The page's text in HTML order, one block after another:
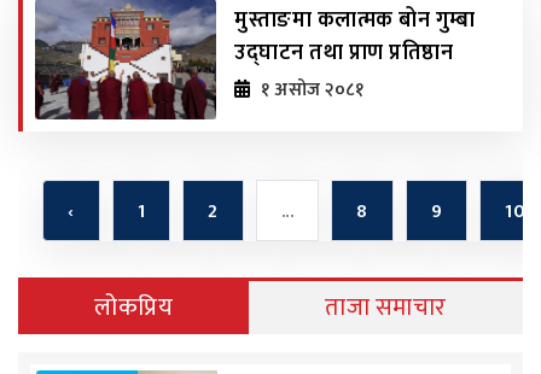
मुस्ताङमा कलात्मक बोन गुम्बा
उद्घाटन तथा प्राण प्रतिष्ठान
१ असोज २०८१
‹ 1 2 ... 8 9 10
लोकप्रिय ताजा समाचार